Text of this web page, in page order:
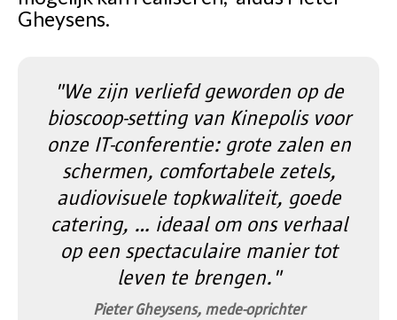
Gheysens.
"We zijn verliefd geworden op de
bioscoop-setting van Kinepolis voor
onze IT-conferentie: grote zalen en
schermen, comfortabele zetels,
audiovisuele topkwaliteit, goede
catering, … ideaal om ons verhaal
op een spectaculaire manier tot
leven te brengen."
Pieter Gheysens, mede-oprichter